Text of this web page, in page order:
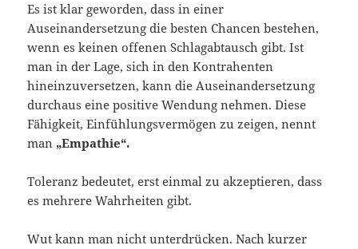
Es ist klar geworden, dass in einer
Auseinandersetzung die besten Chancen bestehen,
wenn es keinen offenen Schlagabtausch gibt. Ist
man in der Lage, sich in den Kontrahenten
hineinzuversetzen, kann die Auseinandersetzung
durchaus eine positive Wendung nehmen. Diese
Fähigkeit, Einfühlungsvermögen zu zeigen, nennt
man „Empathie“.
Toleranz bedeutet, erst einmal zu akzeptieren, dass
es mehrere Wahrheiten gibt.
Wut kann man nicht unterdrücken. Nach kurzer